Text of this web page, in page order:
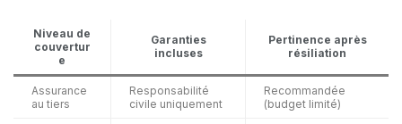
Niveau de
couvertur
e
Garanties
incluses
Pertinence après
résiliation
Assurance
au tiers
Responsabilité
civile uniquement
Recommandée
(budget limité)